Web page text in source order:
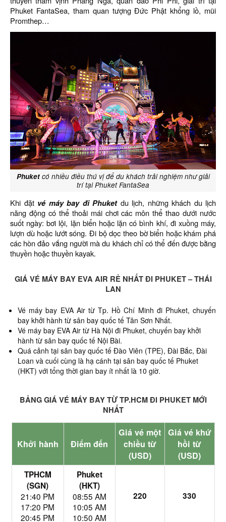
Phuket FantaSea, tham quan tượng Đức Phật khổng lồ, mũi
Promthep…
Phuketcó nhiều điều thú vị để du khách trải nghiệm như giải
trí tại Phuket FantaSea
Khi đặt vé máy bay đi Phuketdu lịch, những khách du lịch
năng động có thể thoải mái chơi các môn thể thao dưới nước
suốt ngày: bơi lội, lặn biển hoặc lặn có bình khí, đi xuồng máy,
lượn dù hoặc lướt sóng. Đi bộ dọc theo bờ biển hoặc khám phá
các hòn đảo vắng người mà du khách chỉ có thể đến được bằng
thuyền hoặc thuyền kayak.
GIÁ VÉ MÁY BAY EVA AIR RẺ NHẤT ĐI PHUKET – THÁI
LAN
Vé máy bay EVA Air từ Tp. Hồ Chí Minh đi Phuket, chuyến
bay khởi hành từ sân bay quốc tế Tân Sơn Nhất.
Vé máy bay EVA Air từ Hà Nội đi Phuket, chuyến bay khởi
hành từ sân bay quốc tế Nội Bài.
Quá cảnh tại sân bay quốc tế Đào Viên (TPE), Đài Bắc, Đài
Loan và cuối cùng là hạ cánh tại sân bay quốc tế Phuket
(HKT) với tổng thời gian bay ít nhất là 10 giờ.
BẢNG GIÁ VÉ MÁY BAY TỪ TP.HCM ĐI PHUKET MỚI
NHẤT
Khởi hành Điểm đến
Giá vé một
chiều từ
(USD)
Giá vé khứ
hồi từ
(USD)
TPHCM
(SGN)
21:40 PM
17:20 PM
20:45 PM
Phuket
(HKT)
08:55 AM
10:05 AM
10:50 AM
220 330